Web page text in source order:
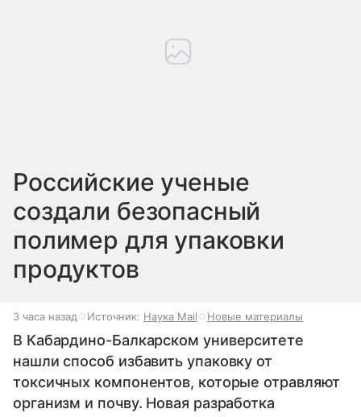
Российские ученые
создали безопасный
полимер для упаковки
продуктов
3 часа назад Источник: Наука Mail Новые материалы
В Кабардино-Балкарском университете
нашли способ избавить упаковку от
токсичных компонентов, которые отравляют
организм и почву. Новая разработка